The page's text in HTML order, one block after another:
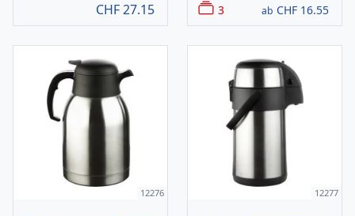
CHF27.15 3 ab CHF 16.55
12276 12277